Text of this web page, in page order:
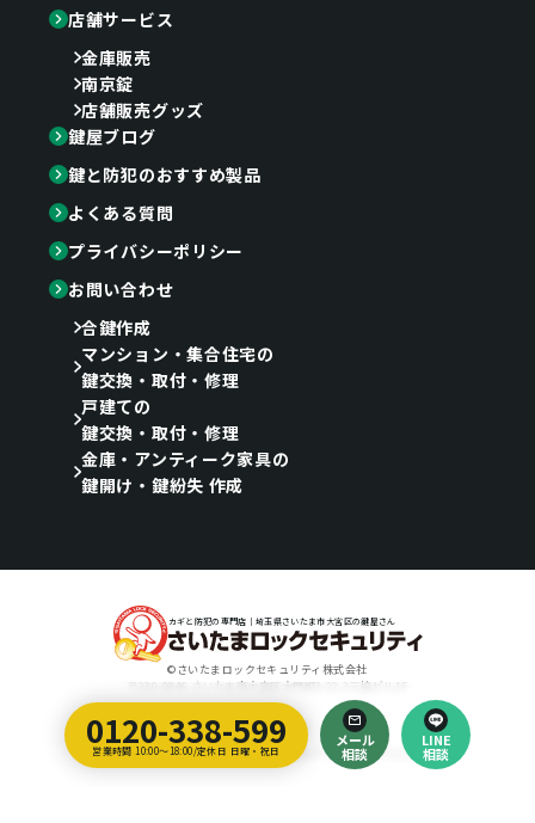
0120-338-599
営業時間 10:00～18:00/定休日 日曜・祝日
メール
相談
LINE
相談
店舗サービス
金庫販売
南京錠
店舗販売グッズ
鍵屋ブログ
鍵と防犯のおすすめ製品
よくある質問
プライバシーポリシー
お問い合わせ
合鍵作成
マンション・集合住宅の
鍵交換・取付・修理
戸建ての
鍵交換・取付・修理
金庫・アンティーク家具の
鍵開け・鍵紛失 作成
カギと防犯の専門店｜埼玉県さいたま市大宮区の鍵屋さん
©さいたまロックセキュリティ株式会社
〒330-0846 さいたま市大宮区大門町3-22-3三協ビル1F
Designed by
埼玉のホームページ制作会社｜ティラノ・クリエイティブ・アーツ